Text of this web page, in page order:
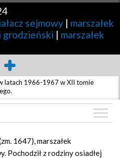
sejmowy | marszałek
grodzieński | marszałek
latach 1966-1967 w XII tomie
1647), marszałek
Pochodził z rodziny osiadłej